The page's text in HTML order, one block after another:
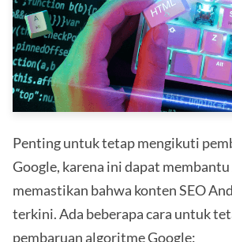
Penting untuk tetap mengikuti
Google, karena ini dapat membantu
memastikan bahwa konten SEO
terkini. Ada beberapa cara untuk
pembaruan algoritme Google: